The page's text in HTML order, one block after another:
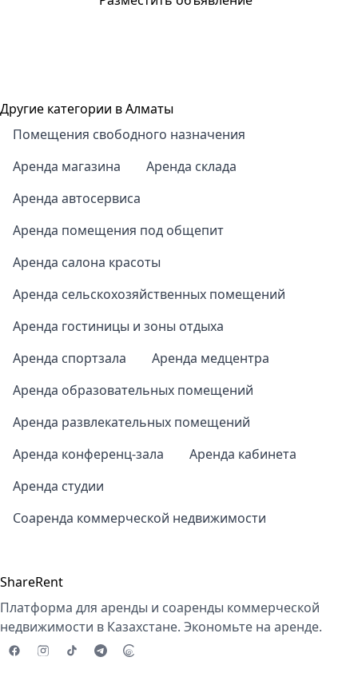
Другие категории в Алматы
Помещения свободного назначения
Аренда магазина
Аренда склада
Аренда автосервиса
Аренда помещения под общепит
Аренда салона красоты
Аренда сельскохозяйственных помещений
Аренда гостиницы и зоны отдыха
Аренда спортзала
Аренда медцентра
Аренда образовательных помещений
Аренда развлекательных помещений
Аренда конференц-зала
Аренда кабинета
Аренда студии
Соаренда коммерческой недвижимости
ShareRent
Платформа для аренды и соаренды коммерческой
недвижимости в Казахстане. Экономьте на аренде.